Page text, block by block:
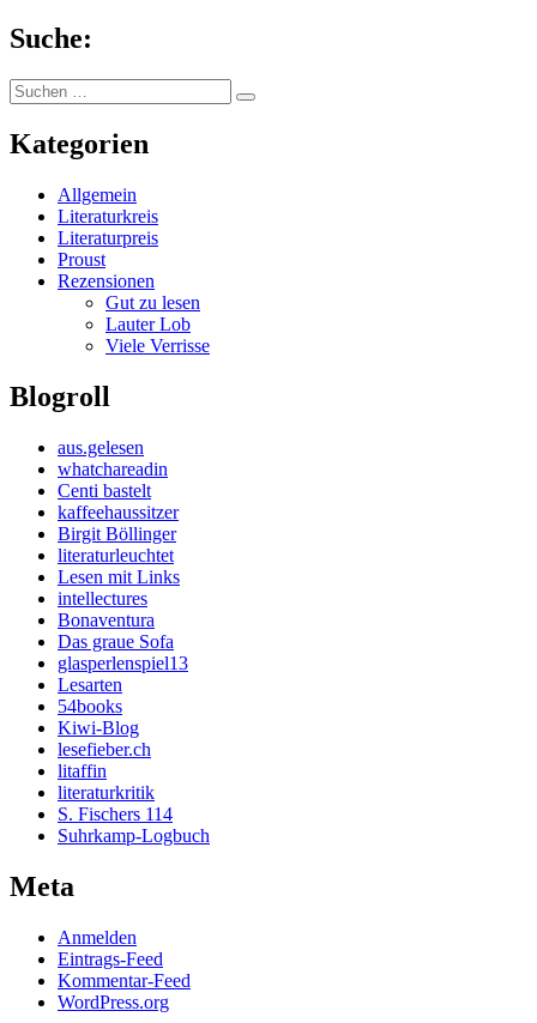
Suche:
Suchen
nach:
Suchen
Kategorien
Allgemein
Literaturkreis
Literaturpreis
Proust
Rezensionen
Gut zu lesen
Lauter Lob
Viele Verrisse
Blogroll
aus.gelesen
whatchareadin
Centi bastelt
kaffeehaussitzer
Birgit Böllinger
literaturleuchtet
Lesen mit Links
intellectures
Bonaventura
Das graue Sofa
glasperlenspiel13
Lesarten
54books
Kiwi-Blog
lesefieber.ch
litaffin
literaturkritik
S. Fischers 114
Suhrkamp-Logbuch
Meta
Anmelden
Eintrags-Feed
Kommentar-Feed
WordPress.org